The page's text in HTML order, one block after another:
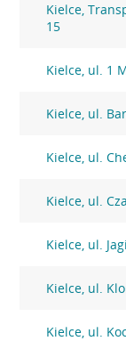
Kielce,
15
Kielce, ul. 1
Kielce, ul.
Kielce, ul.
Kielce, ul.
Kielce, ul.
Kielce, ul.
Kielce, ul.